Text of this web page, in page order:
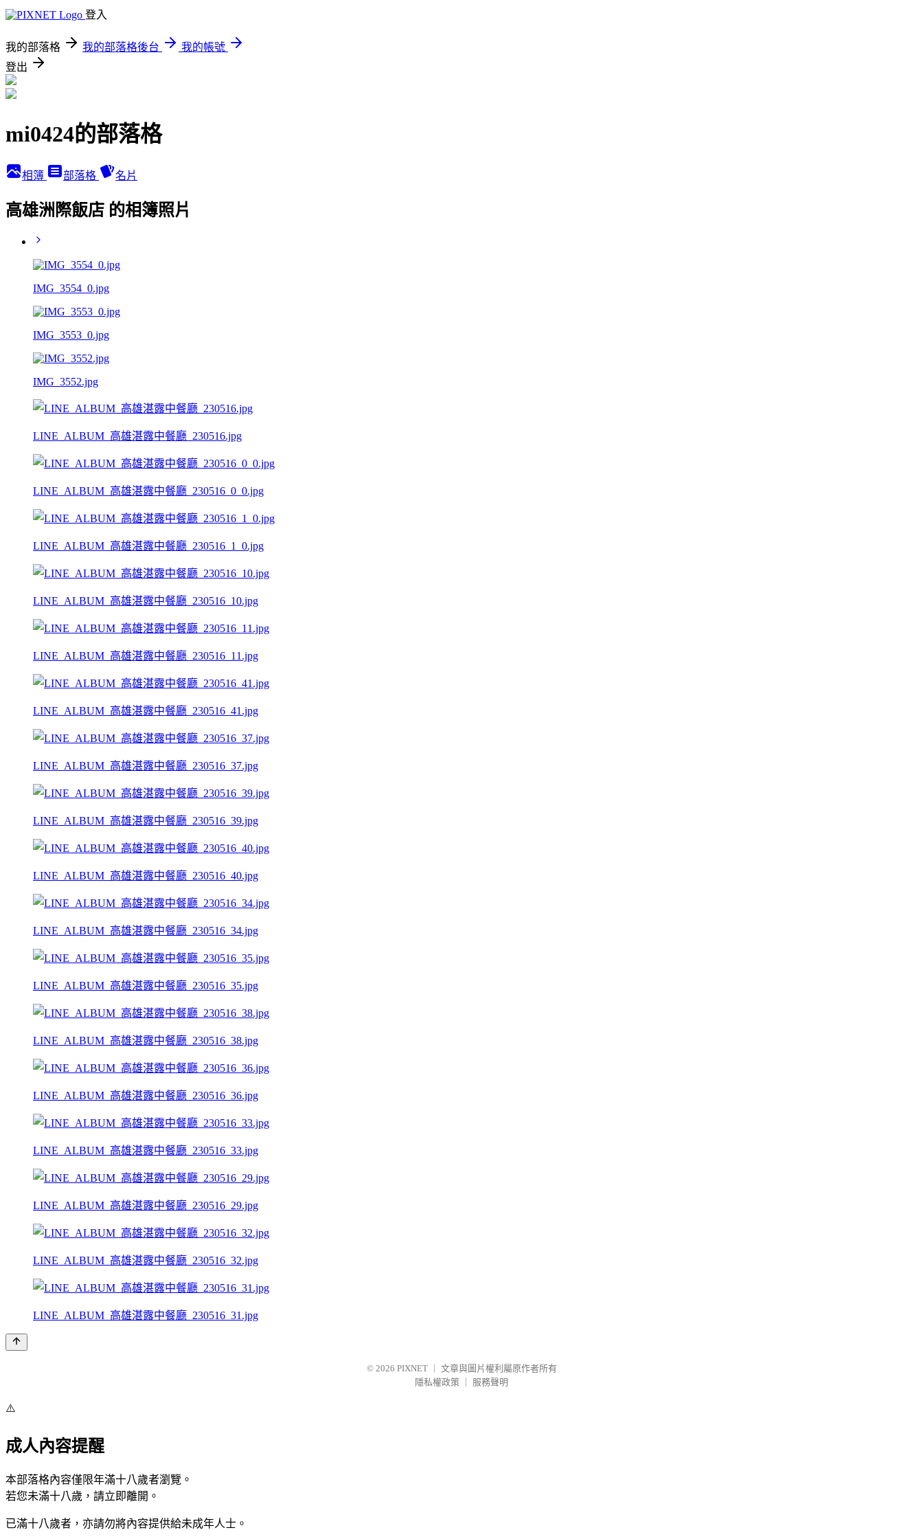
登入
我的部落格 我的部落格後台
我的帳號
登出
mi0424的部落格
相簿 部落格 名片
高雄洲際飯店 的相簿照片
IMG_3554_0.jpg
IMG_3553_0.jpg
IMG_3552.jpg
LINE_ALBUM_高雄湛露中餐廳_230516.jpg
LINE_ALBUM_高雄湛露中餐廳_230516_0_0.jpg
LINE_ALBUM_高雄湛露中餐廳_230516_1_0.jpg
LINE_ALBUM_高雄湛露中餐廳_230516_10.jpg
LINE_ALBUM_高雄湛露中餐廳_230516_11.jpg
LINE_ALBUM_高雄湛露中餐廳_230516_41.jpg
LINE_ALBUM_高雄湛露中餐廳_230516_37.jpg
LINE_ALBUM_高雄湛露中餐廳_230516_39.jpg
LINE_ALBUM_高雄湛露中餐廳_230516_40.jpg
LINE_ALBUM_高雄湛露中餐廳_230516_34.jpg
LINE_ALBUM_高雄湛露中餐廳_230516_35.jpg
LINE_ALBUM_高雄湛露中餐廳_230516_38.jpg
LINE_ALBUM_高雄湛露中餐廳_230516_36.jpg
LINE_ALBUM_高雄湛露中餐廳_230516_33.jpg
LINE_ALBUM_高雄湛露中餐廳_230516_29.jpg
LINE_ALBUM_高雄湛露中餐廳_230516_32.jpg
LINE_ALBUM_高雄湛露中餐廳_230516_31.jpg
© 2026 PIXNET
文章與圖片權利屬原作者所有
隱私權政策
服務聲明
⚠️
成人內容提醒
本部落格內容僅限年滿十八歲者瀏覽。
若您未滿十八歲，請立即離開。
已滿十八歲者，亦請勿將內容提供給未成年人士。